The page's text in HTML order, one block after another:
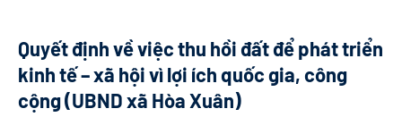
Quyết định về việc thu hồi đất để phát triển
kinh tế – xã hội vì lợi ích quốc gia, công
cộng (UBND xã Hòa Xuân)